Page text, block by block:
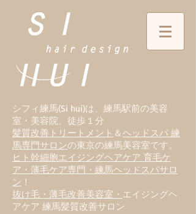
シフィ練馬(Si hui)は、 練馬駅前の美容
室・美容院、徒歩１分
髪質改善トリートメント ＆ヘッドスパ 練
馬専門サロンの東京の練馬美容室です。
ヒト幹細胞エイジングヘアケア 育毛ケ
ア・薄毛ケア専門・練馬ヘッドスパサロ
ン ！
抜け毛・薄毛改善美容室・ エイジングヘ
アケア 練馬髪質改善サロン